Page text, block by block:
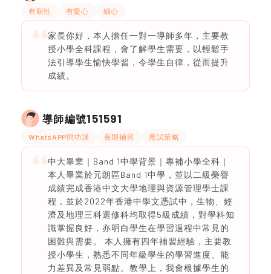
有耐性 有愛心 細心
家長你好，本人擔任一對一導師多年，主要教
授小學全科課程，會了解學生需要，以輕鬆手
法引導學生愉快學習，令學生自律，從而提升
成績。
導師編號151591
WhatsAPP問功課 長期補習 應試策略
中大畢業｜Band 1中學背景｜專補小學全科｜
本人畢業於元朗區Band 1中學，並以二級榮譽
成績完成香港中文大學地理與資源管理學士課
程，並於2022年香港中學文憑試中，生物、經
濟及地理三科選修科均取得5級成績，對學科知
識掌握良好，亦明白學生在學習過程中常見的
困難與需要。 本人擁有四年補習經驗，主要教
授小學生，熟悉不同年級學生的學習進度、能
力差異及常見弱點。教學上，我會根據學生的